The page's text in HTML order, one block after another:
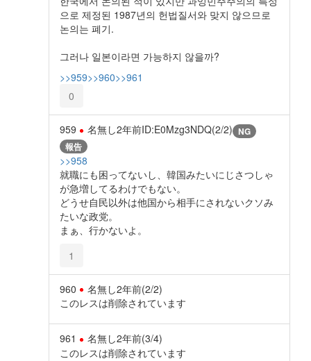
으로 제정된 1987년의 헌법질서와 맞지 않으므로
논의는 폐기.
그러나 일본이라면 가능하지 않을까?
>>959>>960>>961
0
959 名無し2年前ID:E0Mzg3NDQ(2/2) NG
報告
>>958
就職にも困ってないし、韓国みたいにじさつしゃ
が急増してるわけでもない。
どうせ自民以外は他国から相手にされないクソみ
たいな政党。
まぁ、行かないよ。
1
960 名無し2年前(2/2)
このレスは削除されています
961 名無し2年前(3/4)
このレスは削除されています